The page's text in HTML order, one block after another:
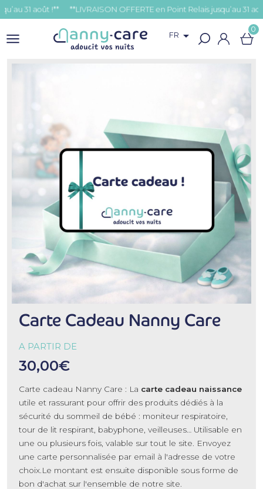
31 août !**
FR  0
Carte Cadeau Nanny Care
A PARTIR DE
30,00€
Carte cadeau Nanny Care : La carte cadeau naissance
utile et rassurant pour offrir des produits dédiés à la
sécurité du sommeil de bébé : moniteur respiratoire,
tour de lit respirant, babyphone, veilleuses… Utilisable en
une ou plusieurs fois, valable sur tout le site. Envoyez
une carte personnalisée par email à l'adresse de votre
choix.Le montant est ensuite disponible sous forme de
bon d'achat sur l'ensemble de notre site.